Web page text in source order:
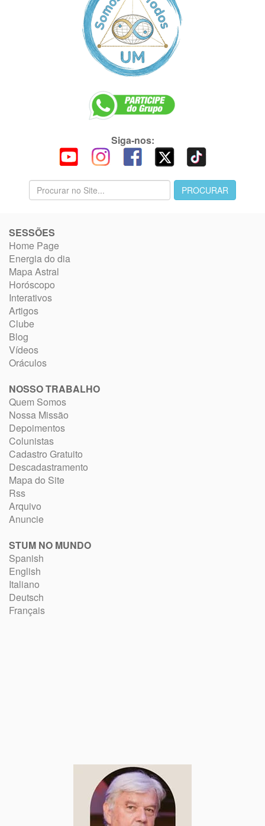
Siga-nos:
SESSÕES
Home Page
Energia do dia
Mapa Astral
Horóscopo
Interativos
Artigos
Clube
Blog
Vídeos
Oráculos
NOSSO TRABALHO
Quem Somos
Nossa Missão
Depoimentos
Colunistas
Cadastro Gratuito
Descadastramento
Mapa do Site
Rss
Arquivo
Anuncie
STUM NO MUNDO
Spanish
English
Italiano
Deutsch
Français